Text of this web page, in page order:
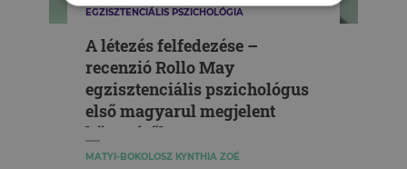
EGZISZTENCIÁLIS PSZICHOLÓGIA
A létezés felfedezése –
recenzió Rollo May
egzisztenciális pszichológus
első magyarul megjelent
könyvéről
MATYI-BOKOLOSZ KYNTHIA ZOÉ